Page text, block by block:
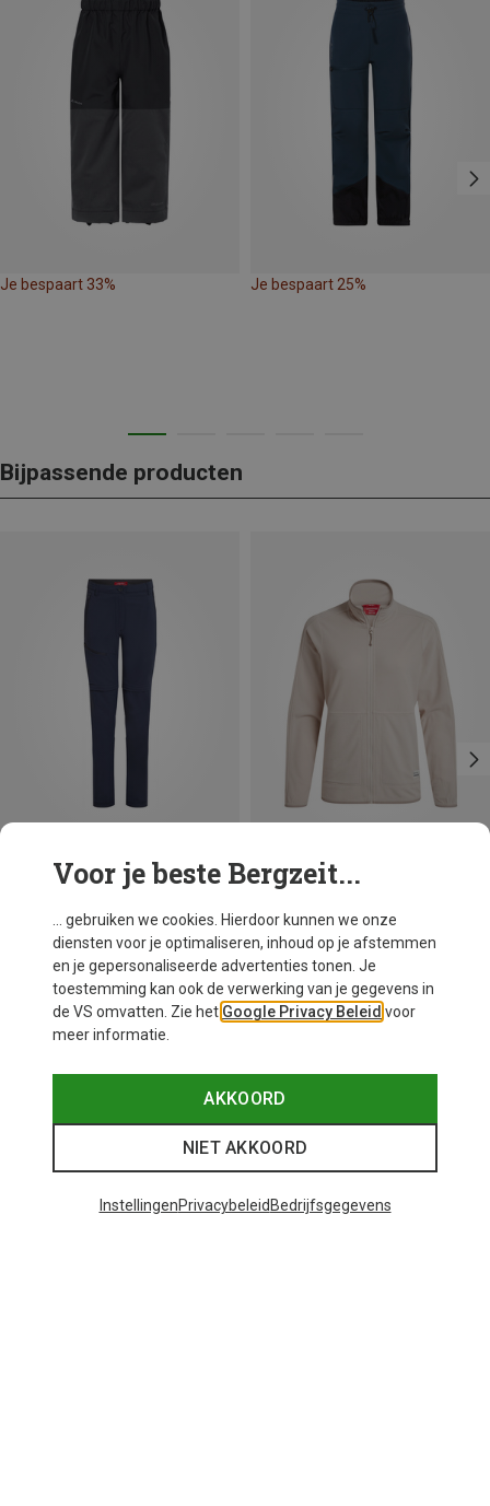
Je bespaart 33% Je bespaart 25%
Bijpassende producten
Maten
Craghoppers
Dames Nosilife Pro Conv II Broek
€ 118,50
Craghoppers
Dames Nosilife Anya II Jas
€ 89,30
XS M L
Voor je beste Bergzeit...
... gebruiken we cookies. Hierdoor kunnen we onze
diensten voor je optimaliseren, inhoud op je afstemmen
en je gepersonaliseerde advertenties tonen. Je
toestemming kan ook de verwerking van je gegevens in
de VS omvatten. Zie het Google Privacy Beleid voor
meer informatie.
AKKOORD
NIET AKKOORD
InstellingenPrivacybeleid Bedrijfsgegevens